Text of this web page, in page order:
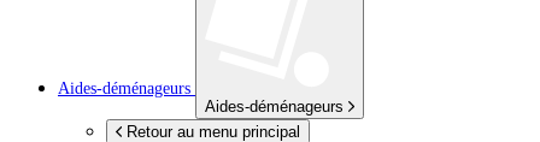
Aides-déménageurs
Aides-déménageurs
Retour au menu principal